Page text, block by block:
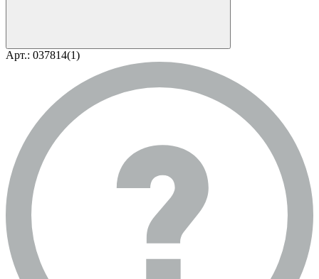
Арт.: 037814(1)